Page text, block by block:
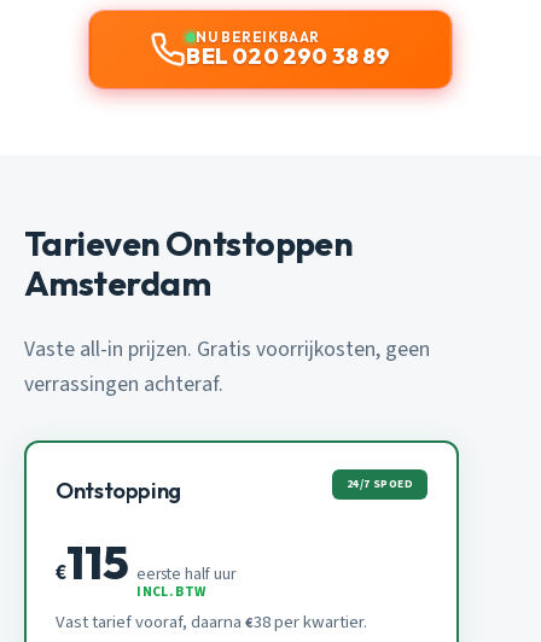
NU BEREIKBAAR
BEL 020 290 38 89
Tarieven Ontstoppen
Amsterdam
Vaste all-in prijzen. Gratis voorrijkosten, geen
verrassingen achteraf.
Ontstopping 24/7 SPOED
€115 eerste half uur
INCL. BTW
Vast tarief vooraf, daarna €38 per kwartier.